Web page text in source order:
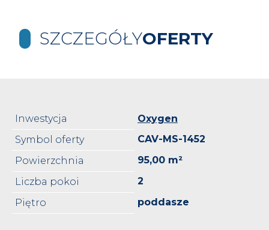
SZCZEGÓŁYOFERTY
Inwestycja
Oxygen
Symbol oferty
CAV-MS-1452
Powierzchnia
95,00 m²
Liczba pokoi
2
Piętro
poddasze